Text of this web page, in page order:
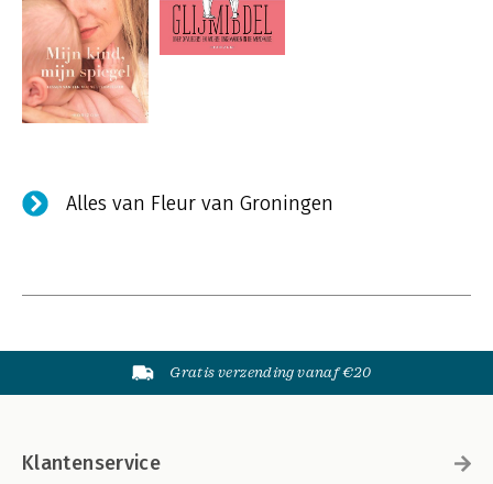
Alles van Fleur van Groningen
Gratis verzending vanaf €20
Klantenservice